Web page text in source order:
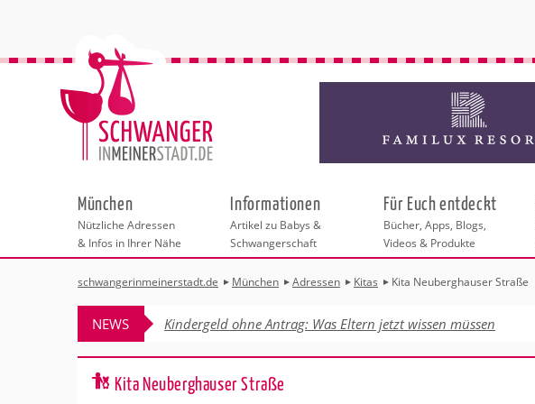
München
Nützliche Adressen
& Infos in Ihrer Nähe
Städteauswahl
Adressen
Hebammen
Geburtshäuser
Frauenärzte
Behördengänge &
Checklisten
Beratungsstellen
Kinderwunschzentren Hannover
Schwangerschaftskurse
Erste Hilfe & Beratung
Rückbildung
Shopping
Wellness & Gesundheit
Fotografie & Dienstleistungen
Informationen
Artikel zu Babys &
Schwangerschaft
Für Euch entdeckt
Bücher, Apps, Blogs,
Videos & Produkte
schwangerinmeinerstadt.de München Adressen Kitas Kita Neuberghauser Straße
NEWS Kindergeld ohne Antrag: Was Eltern jetzt wissen müssen
Kita Neuberghauser Straße